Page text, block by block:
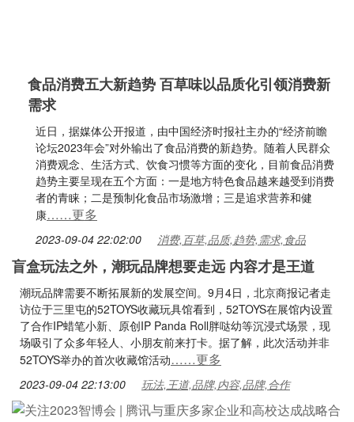
食品消费五大新趋势 百草味以品质化引领消费新
需求
近日，据媒体公开报道，由中国经济时报社主办的“经济前瞻
论坛2023年会”对外输出了食品消费的新趋势。随着人民群众
消费观念、生活方式、饮食习惯等方面的变化，目前食品消费
趋势主要呈现在五个方面：一是地方特色食品越来越受到消费
者的青睐；二是预制化食品市场激增；三是追求营养和健
康……更多
2023-09-04 22:02:00 消费,百草,品质,趋势,需求,食品
盲盒玩法之外，潮玩品牌想要走远 内容才是王道
潮玩品牌需要不断拓展新的发展空间。9月4日，北京商报记者走
访位于三里屯的52TOYS收藏玩具馆看到，52TOYS在展馆内设置
了合作IP蜡笔小新、原创IP Panda Roll胖哒幼等沉浸式场景，现
场吸引了众多年轻人、小朋友前来打卡。据了解，此次活动并非
52TOYS举办的首次收藏馆活动……更多
2023-09-04 22:13:00 玩法,王道,品牌,内容,品牌,合作